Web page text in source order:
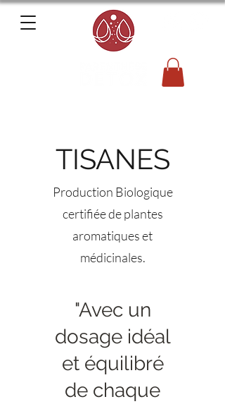
TISANES
Production Biologique
certifiée de plantes
aromatiques et
médicinales.
"Avec un
dosage idéal
et équilibré
de chaque